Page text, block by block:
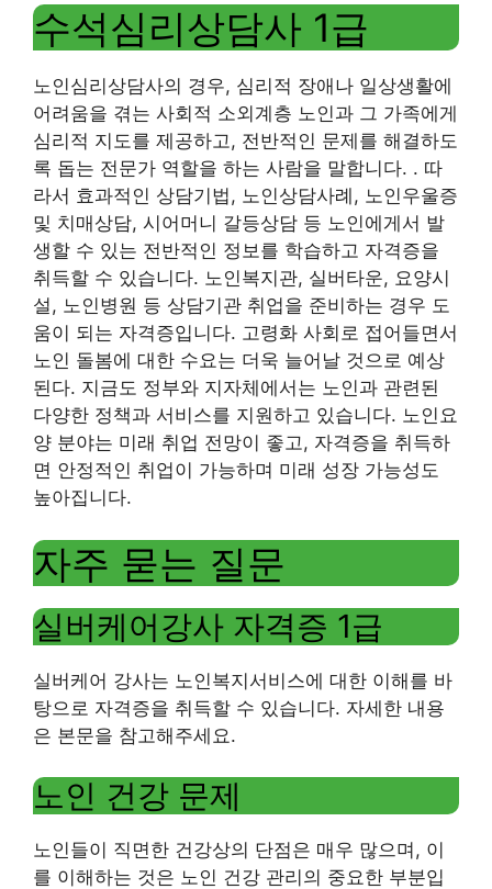
수석심리상담사 1급
노인심리상담사의 경우, 심리적 장애나 일상생활에
어려움을 겪는 사회적 소외계층 노인과 그 가족에게
심리적 지도를 제공하고, 전반적인 문제를 해결하도
록 돕는 전문가 역할을 하는 사람을 말합니다. . 따
라서 효과적인 상담기법, 노인상담사례, 노인우울증
및 치매상담, 시어머니 갈등상담 등 노인에게서 발
생할 수 있는 전반적인 정보를 학습하고 자격증을
취득할 수 있습니다. 노인복지관, 실버타운, 요양시
설, 노인병원 등 상담기관 취업을 준비하는 경우 도
움이 되는 자격증입니다. 고령화 사회로 접어들면서
노인 돌봄에 대한 수요는 더욱 늘어날 것으로 예상
된다. 지금도 정부와 지자체에서는 노인과 관련된
다양한 정책과 서비스를 지원하고 있습니다. 노인요
양 분야는 미래 취업 전망이 좋고, 자격증을 취득하
면 안정적인 취업이 가능하며 미래 성장 가능성도
높아집니다.
자주 묻는 질문
실버케어강사 자격증 1급
실버케어 강사는 노인복지서비스에 대한 이해를 바
탕으로 자격증을 취득할 수 있습니다. 자세한 내용
은 본문을 참고해주세요.
노인 건강 문제
노인들이 직면한 건강상의 단점은 매우 많으며, 이
를 이해하는 것은 노인 건강 관리의 중요한 부분입